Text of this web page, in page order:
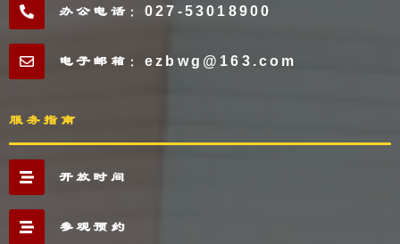
办公电话：027-53018900
电子邮箱：ezbwg@163.com
服务指南
开放时间
参观预约